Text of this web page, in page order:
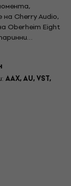
Cherry Audio,
Oberheim Eight
независими
да бъдат...
AAX, AU, VST,